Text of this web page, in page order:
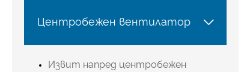
Центробежен вентилатор 
Извит напред центробежен